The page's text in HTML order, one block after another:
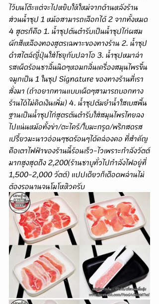
ไว้บนโต๊ะแต่จะไปหยิบให้ใหม่จากด้านหลังร้าน
ส่วนน้ำซุป 1 หม้อสามารถเลือกได้ 2 จากทั้งหมด
4 สูตรก็คือ 1. น้ำซุปต้นตำรับเป็นน้ำซุปไก่ผสม
ผักสีเหลืองทองสูตรเฉพาะของทางร้าน 2. น้ำซุป
ดำสไตล์ญี่ปุ่นใส่โชยุกับปลาโอ 3. น้ำซุปหมาล่า
รสเผ็ดร้อนชาลิ้นนิดๆหอมกลิ่นเครื่องสมุนไพรขึ้น
จมูกเป็น 1 ในซุป Signature ของทางร้านที่เรา
สั่งมา (ถ้าอยากทานแบบเผ็ดๆสามารถบอกทาง
ร้านได้ไม่คิดเงินเพิ่ม) 4. น้ำซุปต้มยำน้ำใสเบสพื้น
ฐานเป็นน้ำซุปไก่สูตรต้นตำรับใส่สมุนไพรไทยลง
ไปแน่นหม้อทั้งข่า/ตะไคร้/ใบมะกรูด/พริกสดรส
เปรี้ยวมะนาวอ่อนๆซดร้อนๆได้คล่องคอ ที่สำคัญ
คือเตาไฟฟ้าของร้านนี้ร้อนเร็ว-ไวเพราะกำลังวัตต์
มากสูงสุดถึง 2,200(ร้านชาบูทั่วไปกำลังไฟอยู่ที่
1,500-2,000 วัตต์) แปปเดียวก็เดือดพล่านไม่
ต้องรอนานจนโมโหหิวครับ